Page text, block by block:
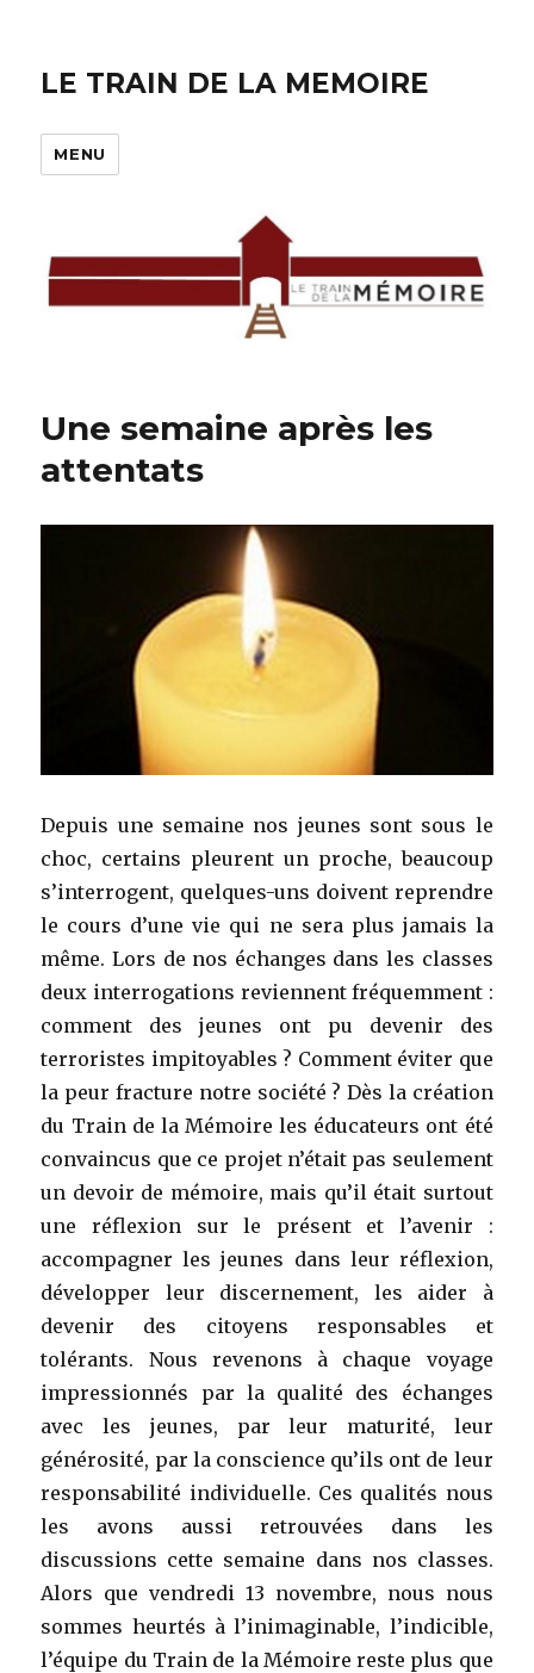
LE TRAIN DE LA MEMOIRE
MENU
Une semaine après les
attentats
Depuis une semaine nos jeunes sont sous le
choc, certains pleurent un proche, beaucoup
s’interrogent, quelques-uns doivent reprendre
le cours d’une vie qui ne sera plus jamais la
même. Lors de nos échanges dans les classes
deux interrogations reviennent fréquemment :
comment des jeunes ont pu devenir des
terroristes impitoyables ? Comment éviter que
la peur fracture notre société ? Dès la création
du Train de la Mémoire les éducateurs ont été
convaincus que ce projet n’était pas seulement
un devoir de mémoire, mais qu’il était surtout
une réflexion sur le présent et l’avenir :
accompagner les jeunes dans leur réflexion,
développer leur discernement, les aider à
devenir des citoyens responsables et
tolérants. Nous revenons à chaque voyage
impressionnés par la qualité des échanges
avec les jeunes, par leur maturité, leur
générosité, par la conscience qu’ils ont de leur
responsabilité individuelle. Ces qualités nous
les avons aussi retrouvées dans les
discussions cette semaine dans nos classes.
Alors que vendredi 13 novembre, nous nous
sommes heurtés à l’inimaginable, l’indicible,
l’équipe du Train de la Mémoire reste plus que